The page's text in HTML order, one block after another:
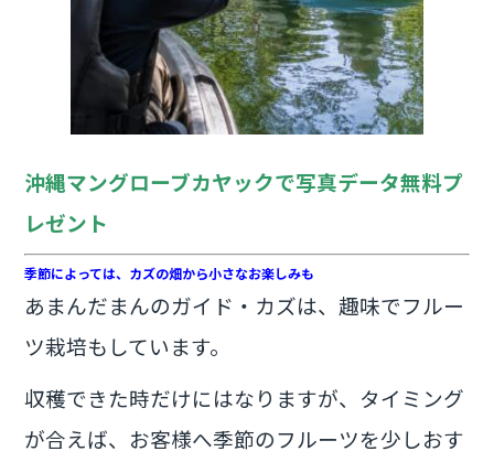
沖縄マングローブカヤックで写真データ無料プ
レゼント
季節によっては、カズの畑から小さなお楽しみも
あまんだまんのガイド・カズは、趣味でフルー
ツ栽培もしています。
収穫できた時だけにはなりますが、タイミング
が合えば、お客様へ季節のフルーツを少しおす